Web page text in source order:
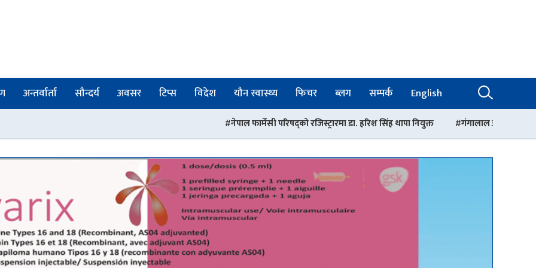
अन्तर्वार्ता सौन्दर्य अवसर टिप्स विदेश यौन स्वास्थ्य फिचर ब्लग सम्पर्क English
नेपाल फार्मेसी परिषद्को रजिस्ट्रारमा डा. हरिश सिंह थापा नियुक्त गंगालाल अस्पतालको निर्देशकमा डा. आशिष